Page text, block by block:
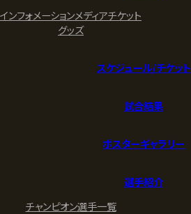
インフォメーションメディアチケット
グッズ
スケジュール/チケット
試合結果
ポスターギャラリー
選手紹介
チャンピオン選手一覧